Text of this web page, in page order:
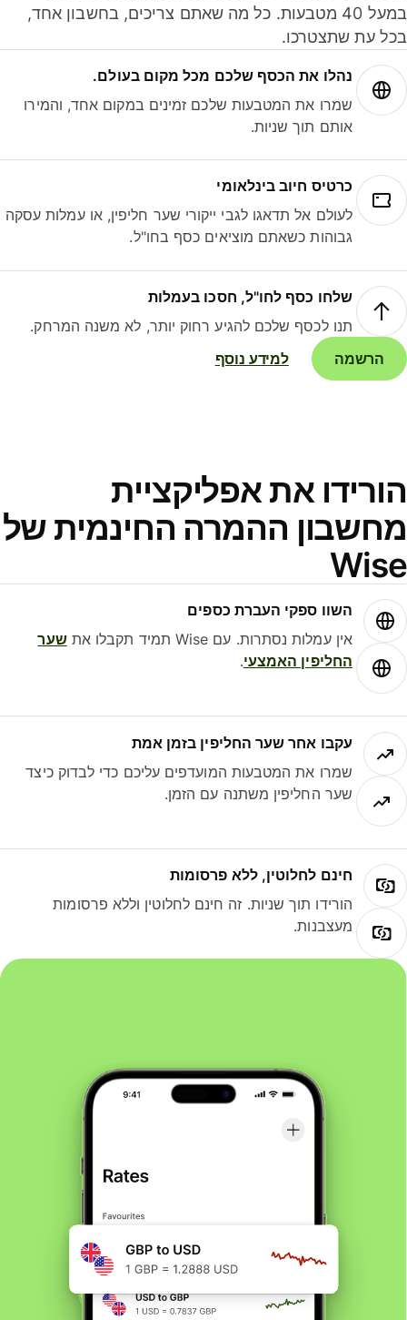
במעל 40 מטבעות. כל מה שאתם צריכים, בחשבון אחד,
עת שתצטרכו.
נהלו את הכסף שלכם מכל מקום בעולם.
שמרו את המטבעות שלכם זמינים במקום אחד, והמירו
אותם תוך שניות.
כרטיס חיוב בינלאומי
לעולם אל תדאגו לגבי ייקורי שער חליפין, או עמלות עסקה
גבוהות כשאתם מוציאים כסף בחו"ל.
שלחו כסף לחו"ל, חסכו בעמלות
תנו לכסף שלכם להגיע רחוק יותר, לא משנה המרחק.
הרשמה
למידע נוסף
את אפליקציית
ההמרה החינמית של
השוו ספקי העברת כספים
אין עמלות נסתרות. עם Wise תמיד תקבלו את
שער
החליפין האמצעי.
עקבו אחר שער החליפין בזמן אמת
שמרו את המטבעות המועדפים עליכם כדי לבדוק כיצד
שער החליפין משתנה עם הזמן.
חינם לחלוטין, ללא פרסומות
הורידו תוך שניות. זה חינם לחלוטין וללא פרסומות
מעצבנות.